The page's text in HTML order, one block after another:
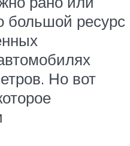
большой ресурс
Но вот